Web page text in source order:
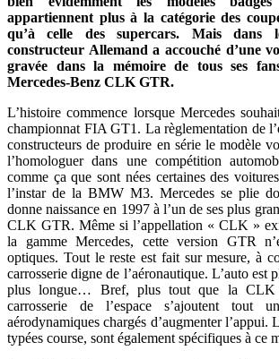
appartiennent plus à la catégorie des
qu’à celle des supercars. Mais dans
constructeur Allemand a accouché d’une
gravée dans la mémoire de tous ses
Mercedes-Benz CLK GTR.
L’histoire commence lorsque Mercedes
championnat FIA GT1. La règlementation de
constructeurs de produire en série le modèle
l’homologuer dans une compétition
comme ça que sont nées certaines des
l’instar de la BMW M3. Mercedes se plie
donne naissance en 1997 à l’un de ses plus
CLK GTR. Même si l’appellation « CLK »
la gamme Mercedes, cette version GTR
optiques. Tout le reste est fait sur mesure, à
carrosserie digne de l’aéronautique. L’auto est
plus longue… Bref, plus tout que la
carrosserie de l’espace s’ajoutent tout
aérodynamiques chargés d’augmenter l’appui.
typées course, sont également spécifiques à ce